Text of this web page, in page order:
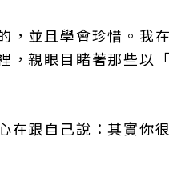
並且學會珍惜。我
，親眼目睹著那些以
在跟自己說：其實你